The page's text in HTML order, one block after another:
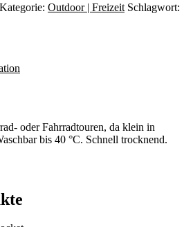
Kategorie: Outdoor | Freizeit Schlagwort:
oder Fahrradtouren, da klein in
bis 40 °C. Schnell trocknend.